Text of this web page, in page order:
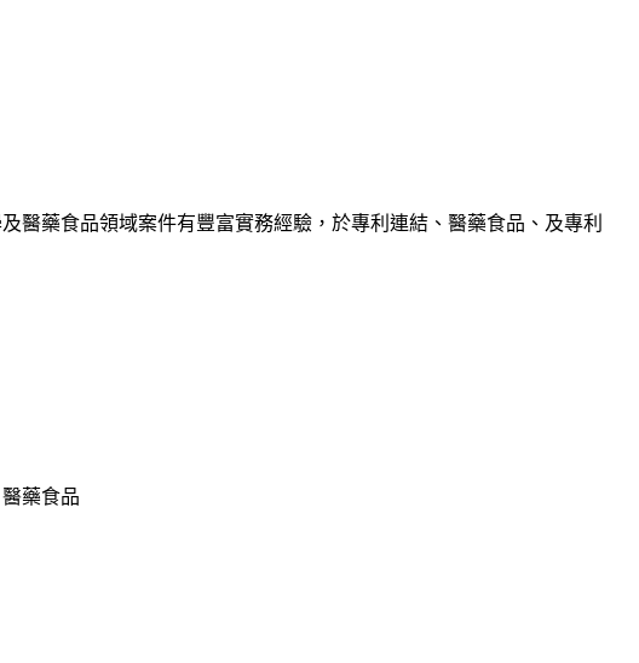
醫藥食品領域案件有豐富實務經驗，於專利連結、醫藥食品、及專利
藥食品